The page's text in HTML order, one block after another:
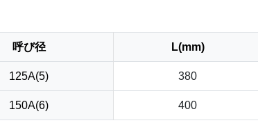
呼び径 L(mm)
125A(5) 380
150A(6) 400